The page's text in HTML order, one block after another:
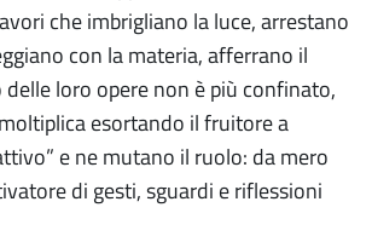
che imbrigliano la luce, arrestano
con la materia, afferrano il
delle loro opere non è più confinato,
esortando il fruitore a
e ne mutano il ruolo: da mero
di gesti, sguardi e riflessioni